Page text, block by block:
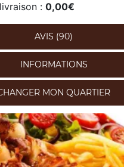
: 0,00€
AVIS (90)
INFORMATIONS
MON QUARTIER